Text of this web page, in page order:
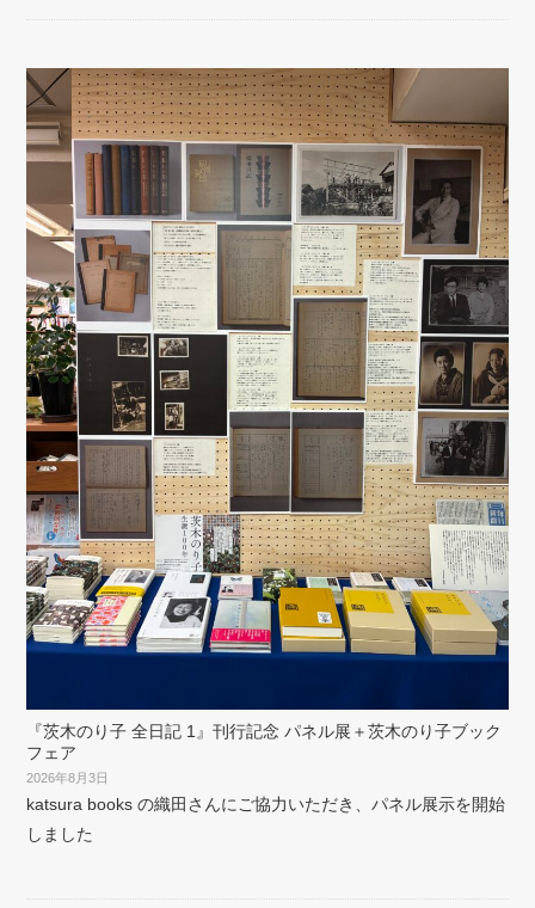
『茨木のり子 全日記 1』刊行記念 パネル展＋茨木のり子ブック
フェア
2026年8月3日
katsura books の織田さんにご協力いただき、パネル展示を開始
しました